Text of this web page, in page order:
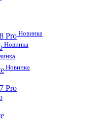
Pro Новинка
Новинка
Новинка
Pro